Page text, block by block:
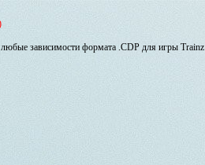
зависимости формата .CDP для игры Trainz